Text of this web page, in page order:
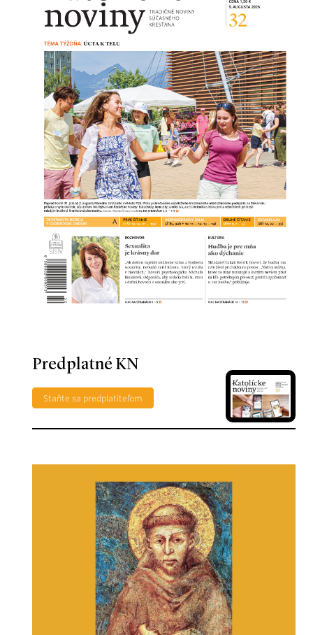
Predplatné KN
Staňte sa predplatiteľom